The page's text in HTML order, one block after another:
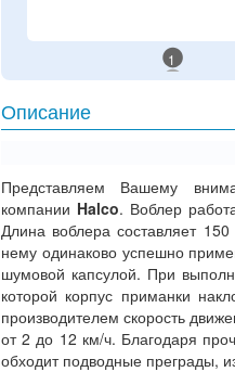
1
Описание
Представляем Вашему
компании Halco. Воблер
Длина воблера составляет
нему одинаково успешно
шумовой капсулой. При
которой корпус приманки
производителем скорость
от 2 до 12 км/ч. Благодаря
обходит подводные преграды,